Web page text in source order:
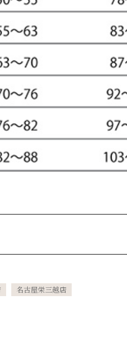
名古屋栄三越店